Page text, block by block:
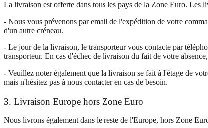
La livraison est offerte dans tous les pays de la Zone Euro. Les
- Nous vous prévenons par email de l'expédition de votre
d'un autre créneau.
- Le jour de la livraison, le transporteur vous contacte par
transporteur. En cas d'échec de livraison du fait de votre
- Veuillez noter également que la livraison se fait à l'étage de
mais n'hésitez pas à nous contacter en cas de besoin.
3. Livraison Europe hors Zone Euro
Nous livrons également dans le reste de l'Europe, hors Zone